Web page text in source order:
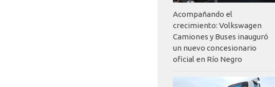
Acompañando el
crecimiento: Volkswagen
Camiones y Buses inauguró
un nuevo concesionario
oficial en Río Negro